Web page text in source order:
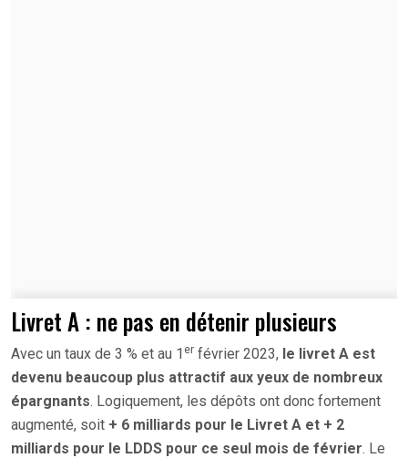
Livret A : ne pas en détenir plusieurs
Avec un taux de 3 % et au 1 er février 2023, le livret A est
devenu beaucoup plus attractif aux yeux de nombreux
épargnants. Logiquement, les dépôts ont donc fortement
augmenté, soit + 6 milliards pour le Livret A et + 2
milliards pour le LDDS pour ce seul mois de février. Le